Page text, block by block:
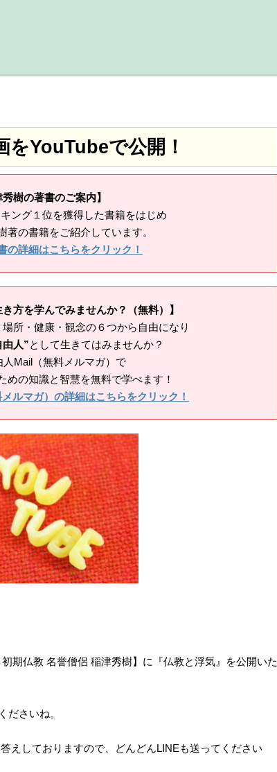
をYouTubeで公開！
秀樹の著書のご案内】
ング１位を獲得した書籍をはじめ
著の書籍をご紹介しています。
の詳細はこちらをクリック！
方を学んでみませんか？（無料）】
所・健康・観念の６つから自由になり
由人”として生きてはみませんか？
人Mail（無料メルマガ）で
めの知識と智慧を無料で学べます！
ルマガ）の詳細はこちらをクリック！
期仏教 名誉僧侶 稲津秀樹】に『仏教と浮気』を公開いた
ださいね。
えしておりますので、どんどんLINEも送ってください